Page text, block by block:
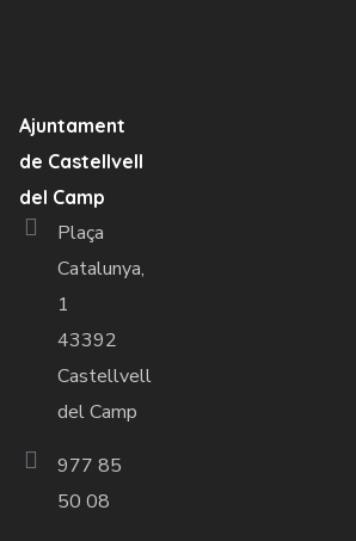
Ajuntament
de Castellvell
del Camp
Plaça
Catalunya,
1
43392
Castellvell
del Camp
977 85
50 08